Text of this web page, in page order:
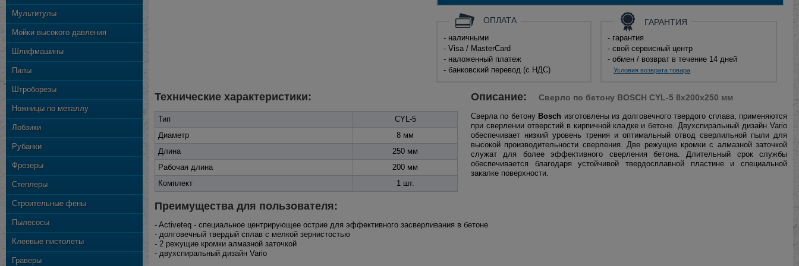
Мультитулы
Мойки высокого давления
Шлифмашины
Пилы
Штроборезы
Ножницы по металлу
Лобзики
Рубанки
Фрезеры
Степлеры
Строительные фены
Пылесосы
Клеевые пистолеты
Граверы
ОПЛАТА
- наличными
- Visa / MasterCard
- наложенный платеж
- банковский перевод (с НДС)
ГАРАНТИЯ
- гарантия
- свой сервисный центр
- обмен / возврат в течение 14 дней
Условия возврата товара
Технические характеристики:
Тип
CYL-5
Диаметр
8 мм
Длина
250 мм
Рабочая длина
200 мм
Комплект
1 шт.
Описание: Сверло по бетону BOSCH CYL-5 8x200x250 мм
Сверла по бетону Bosch изготовлены из долговечного твердого сплава, применяются
при сверлении отверстий в кирпичной кладке и бетоне. Двухспиральный дизайн Vario
обеспечивает низкий уровень трения и оптимальный отвод сверлильной пыли для
высокой производительности сверления. Две режущие кромки с алмазной заточкой
служат для более эффективного сверления бетона. Длительный срок службы
обеспечивается благодаря устойчивой твердосплавной пластине и специальной
закалке поверхности.
Преимущества для пользователя:
- Activeteq - специальное центрирующее острие для эффективного засверливания в бетоне
- долговечный твердый сплав с мелкой зернистостью
- 2 режущие кромки алмазной заточкой
- двухспиральный дизайн Vario